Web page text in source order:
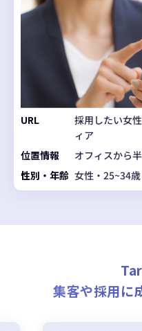
URL
採用したい女
ィア
位置情報
オフィスから
性別・年齢 女性・25~34歳
集客や採用に